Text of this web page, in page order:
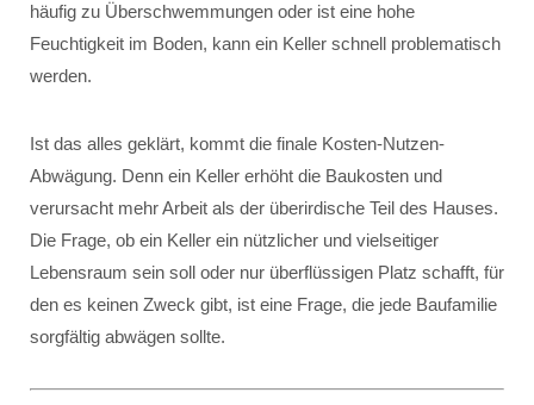
häufig zu Überschwemmungen oder ist eine hohe
Feuchtigkeit im Boden, kann ein Keller schnell problematisch
werden.
Ist das alles geklärt, kommt die finale Kosten-Nutzen-
Abwägung. Denn ein Keller erhöht die Baukosten und
verursacht mehr Arbeit als der überirdische Teil des Hauses.
Die Frage, ob ein Keller ein nützlicher und vielseitiger
Lebensraum sein soll oder nur überflüssigen Platz schafft, für
den es keinen Zweck gibt, ist eine Frage, die jede Baufamilie
sorgfältig abwägen sollte.